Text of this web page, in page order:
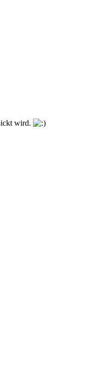
wird.